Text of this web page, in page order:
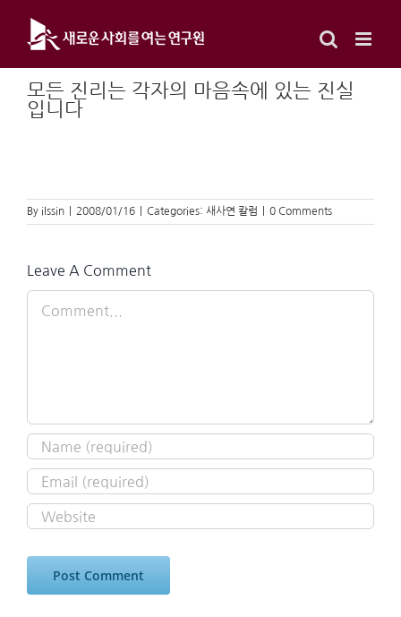
content
모든 진리는 각자의 마음속에 있는 진실
입니다
By ilssin 2008/01/16 Categories: 새사연 칼럼 0 Comments
Leave A Comment